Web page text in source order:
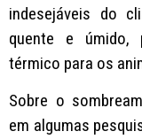
indesejáveis do
quente e úmido,
térmico para os
Sobre o
em algumas